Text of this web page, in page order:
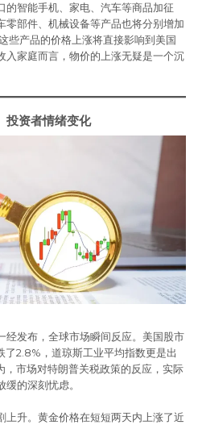
的智能手机、家电、汽车等商品加征
零部件、机械设备等产品也将分别增加
些产品的价格上涨将直接影响到美国
入家庭而言，物价的上涨无疑是一个沉
投资者情绪变化
经发布，全球市场瞬间反应。美国股市
2.8%，道琼斯工业平均指数更是出
市场对特朗普关税政策的反应，实际
缓的深刻忧虑。
上升。黄金价格在短短两天内上涨了近